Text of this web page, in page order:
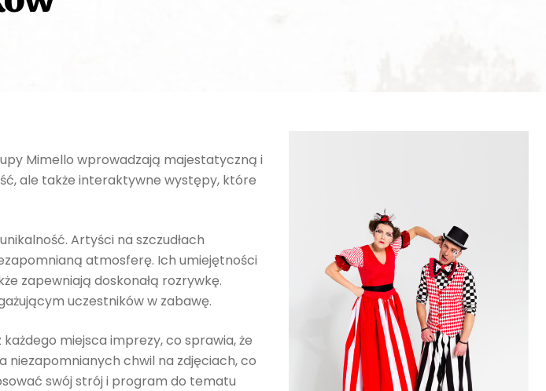
Mimello wprowadzają majestatyczną i
ale także interaktywne występy, które
Artyści na szczudłach
atmosferę. Ich umiejętności
zapewniają doskonałą rozrywkę.
uczestników w zabawę.
miejsca imprezy, co sprawia, że
niezapomnianych chwil na zdjęciach, co
swój strój i program do tematu